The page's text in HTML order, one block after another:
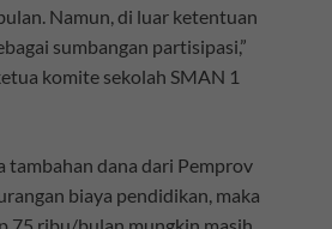
Namun, di luar ketentuan
sumbangan partisipasi,”
komite sekolah SMAN 1
tambahan dana dari Pemprov
biaya pendidikan, maka